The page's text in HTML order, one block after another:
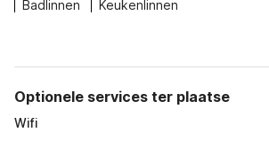
Badlinnen
Keukenlinnen
Optionele services ter plaatse
Wifi